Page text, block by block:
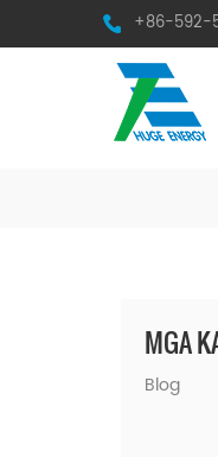
+86-592-
MGA
Blog